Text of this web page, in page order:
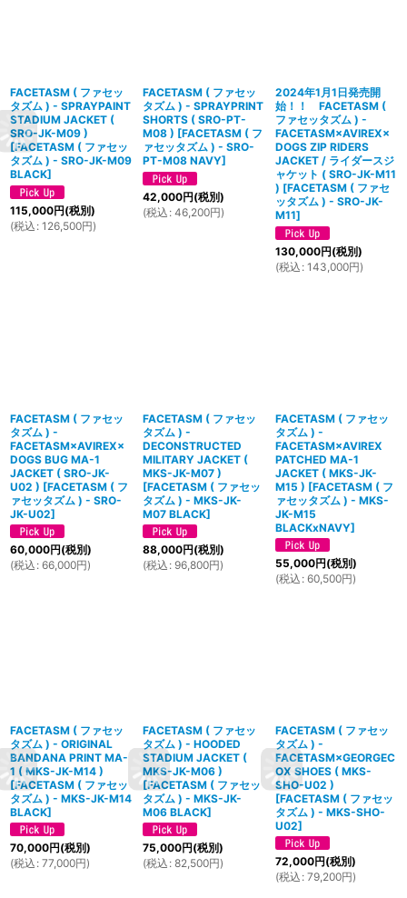
FACETASM ( ファセッ
タズム ) - SPRAYPAINT
STADIUM JACKET (
SRO-JK-M09 )
[FACETASM ( ファセッ
タズム ) - SRO-JK-M09
BLACK]
115,000円(税別)
(税込 : 126,500円)
FACETASM ( ファセッ
タズム ) - SPRAYPRINT
SHORTS ( SRO-PT-
M08 ) [FACETASM ( フ
ァセッタズム ) - SRO-
PT-M08 NAVY]
42,000円(税別)
(税込 : 46,200円)
2024年1月1日発売開
始！！ FACETASM (
ファセッタズム ) -
FACETASM×AVIREX×
DOGS ZIP RIDERS
JACKET / ライダースジ
ャケット ( SRO-JK-M11
) [FACETASM ( ファセ
ッタズム ) - SRO-JK-
M11]
130,000円(税別)
(税込 : 143,000円)
FACETASM ( ファセッ
タズム ) -
FACETASM×AVIREX×
DOGS BUG MA-1
JACKET ( SRO-JK-
U02 ) [FACETASM ( フ
ァセッタズム ) - SRO-
JK-U02]
60,000円(税別)
(税込 : 66,000円)
FACETASM ( ファセッ
タズム ) -
DECONSTRUCTED
MILITARY JACKET (
MKS-JK-M07 )
[FACETASM ( ファセッ
タズム ) - MKS-JK-
M07 BLACK]
88,000円(税別)
(税込 : 96,800円)
FACETASM ( ファセッ
タズム ) -
FACETASM×AVIREX
PATCHED MA-1
JACKET ( MKS-JK-
M15 ) [FACETASM ( フ
ァセッタズム ) - MKS-
JK-M15
BLACKxNAVY]
55,000円(税別)
(税込 : 60,500円)
FACETASM ( ファセッ
タズム ) - ORIGINAL
BANDANA PRINT MA-
1 ( MKS-JK-M14 )
[FACETASM ( ファセッ
タズム ) - MKS-JK-M14
BLACK]
70,000円(税別)
(税込 : 77,000円)
FACETASM ( ファセッ
タズム ) - HOODED
STADIUM JACKET (
MKS-JK-M06 )
[FACETASM ( ファセッ
タズム ) - MKS-JK-
M06 BLACK]
75,000円(税別)
(税込 : 82,500円)
FACETASM ( ファセッ
タズム ) -
FACETASM×GEORGEC
OX SHOES ( MKS-
SHO-U02 )
[FACETASM ( ファセッ
タズム ) - MKS-SHO-
U02]
72,000円(税別)
(税込 : 79,200円)